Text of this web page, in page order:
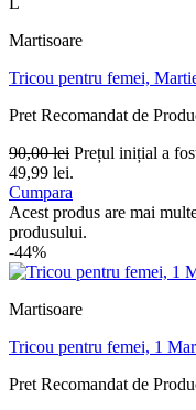
Martisoare
Tricou pentru femei,
Pret Recomandat de
90,00lei Prețul inițial a
49,99 lei.
Cumpara
Acest produs are mai
produsului.
-44%
Martisoare
Tricou pentru femei, 1
Pret Recomandat de